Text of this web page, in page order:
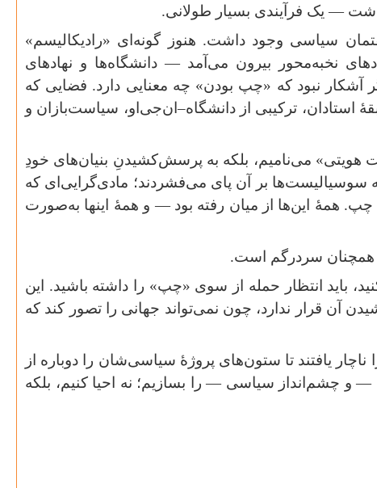
— یک فرآیندی بسیار طولانی.
سیاسی وجود داشت. هنوز گونه‌ای «رادیکالیسم»
نخبه‌محور بیرون می‌آمد — دانشگاه‌ها و نهادهای
آشکار نبود که «چپ بودن» چه معنایی دارد. فضایی که
استادان، ترکیبی از دانشگاه–ان‌جی‌او، سیاست‌بازان و
هویتی» می‌نامیم، بلکه به پرسش‌کشیدنِ بنیان‌های خودِ
بر آن پای می‌فشردند؛ مادی‌گرایی‌ای که
همهٔ این‌ها از میان رفته بود — و همهٔ اینها به‌صورت
همچنان سردرگم است.
باید انتظار حمله از سوی «چپ» را داشته باشید. این
آن قرار ندارد، چون نمی‌تواند جهانی را تصور کند که
یافتند تا ستون‌های پروژهٔ سیاسی‌شان را دوباره از
— و چشم‌انداز سیاسی — را بسازیم؛ نه احیا کنیم، بلکه